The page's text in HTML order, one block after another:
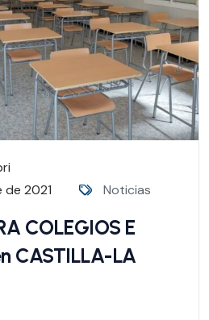
de 2021
Noticias
COLEGIOS E
CASTILLA-LA